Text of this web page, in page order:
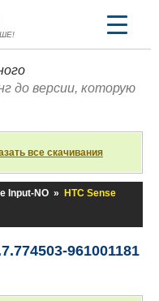
до версии, которую
все скачивания
Input-NO »
HTC Sense
961001181